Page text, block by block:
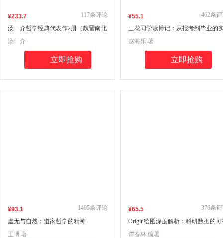
¥233.7
汤一介哲学经典代表作2册（魏晋南北
朝时期的道教+郭象与魏晋玄学）博雅
英华系列
117条评论
汤一介
立即抢购
¥55.1
三花同学读博记：从报考到毕业的
践指引
462条
赵海乐 著
立即抢购
¥93.1
虚无与自然：道家哲学的精神
1495条评论
王博 著
¥65.5
Origin绘图深度解析：科研数据的可
化艺术
376条
谭春林 编著